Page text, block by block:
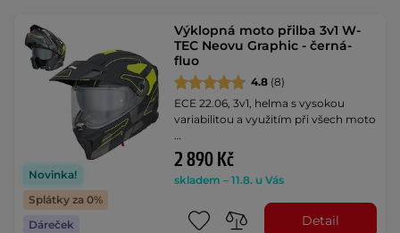
Novinka!
Splátky za 0%
Dáreček
Výklopná moto přilba 3v1 W-
TEC Neovu Graphic - černá-
fluo
4.8 (8)
ECE 22.06, 3v1, helma s vysokou
variabilitou a využitím při všech moto
…
2 890 Kč
skladem – 11.8. u Vás
Detail